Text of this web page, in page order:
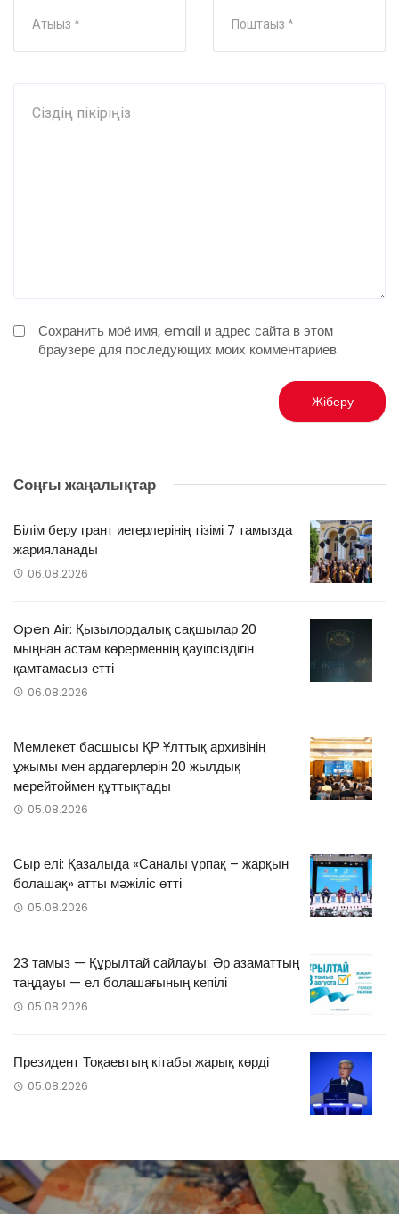
Сохранить моё имя, email и адрес сайта в этом
браузере для последующих моих комментариев.
Соңғы жаңалықтар
Білім беру грант иегерлерінің тізімі 7 тамызда
жарияланады
06.08.2026
Open Air: Қызылордалық сақшылар 20
мыңнан астам көрерменнің қауіпсіздігін
қамтамасыз етті
06.08.2026
Мемлекет басшысы ҚР Ұлттық архивінің
ұжымы мен ардагерлерін 20 жылдық
мерейтоймен құттықтады
05.08.2026
Сыр елі: Қазалыда «Саналы ұрпақ – жарқын
болашақ» атты мәжіліс өтті
05.08.2026
23 тамыз — Құрылтай сайлауы: Әр азаматтың
таңдауы — ел болашағының кепілі
05.08.2026
Президент Тоқаевтың кітабы жарық көрді
05.08.2026